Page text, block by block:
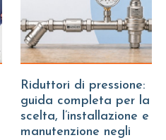
Riduttori di pressione:
guida completa per la
scelta, l’installazione e
manutenzione negli